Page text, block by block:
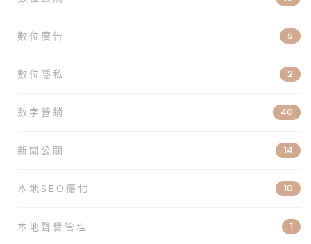
數位廣告 5
數位隱私 2
數字營銷 40
新聞公關 14
本地SEO優化 10
本地聲譽管理 1